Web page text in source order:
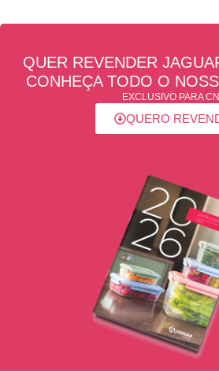
QUER REVENDER
CONHEÇA TODO O
EXCLUSIVO PARA
QUERO